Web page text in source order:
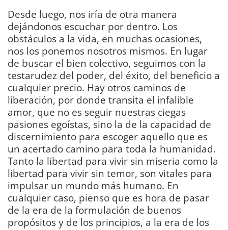
Desde luego, nos iría de otra manera
dejándonos escuchar por dentro. Los
obstáculos a la vida, en muchas ocasiones,
nos los ponemos nosotros mismos. En lugar
de buscar el bien colectivo, seguimos con la
testarudez del poder, del éxito, del beneficio a
cualquier precio. Hay otros caminos de
liberación, por donde transita el infalible
amor, que no es seguir nuestras ciegas
pasiones egoístas, sino la de la capacidad de
discernimiento para escoger aquello que es
un acertado camino para toda la humanidad.
Tanto la libertad para vivir sin miseria como la
libertad para vivir sin temor, son vitales para
impulsar un mundo más humano. En
cualquier caso, pienso que es hora de pasar
de la era de la formulación de buenos
propósitos y de los principios, a la era de los